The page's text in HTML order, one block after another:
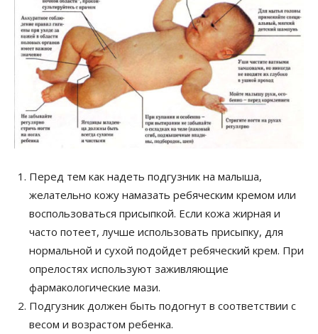
Перед тем как надеть подгузник на малыша,
желательно кожу намазать ребяческим кремом или
воспользоваться присыпкой. Если кожа жирная и
часто потеет, лучше использовать присыпку, для
нормальной и сухой подойдет ребяческий крем. При
опрелостях используют заживляющие
фармакологические мази.
Подгузник должен быть подогнут в соответствии с
весом и возрастом ребенка.